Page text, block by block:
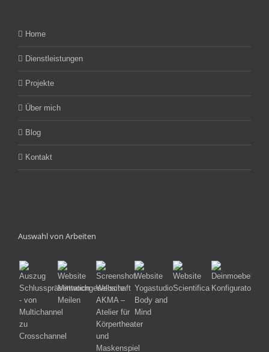
Home
Dienstleistungen
Projekte
Über mich
Blog
Kontakt
Auswahl von Arbeiten